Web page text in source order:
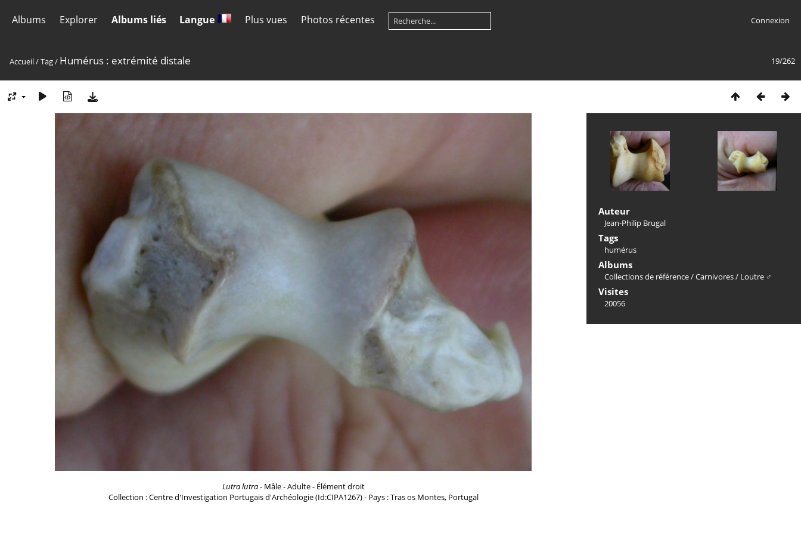
Albums Explorer Albums liés Langue Plus vues Photos récentes Connexion
19/262
Accueil/Tag/ Humérus : extrémité distale
Lutra lutra- Mâle - Adulte - Élément droit
Collection : Centre d'Investigation Portugais d'Archéologie (Id:CIPA1267) - Pays : Tras os Montes, Portugal
Auteur
Jean-Philip Brugal
Tags
humérus
Albums
Collections de référence/Carnivores/ Loutre ♂
Visites
20056